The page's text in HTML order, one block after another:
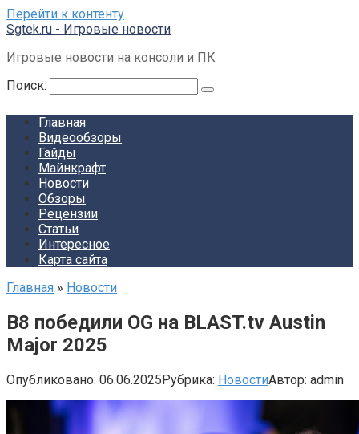
Перейти к контенту
Sgtek.ru - Игровые новости
Игровые новости на консоли и ПК
Поиск:
Главная
Видеообзоры
Гайды
Майнкрафт
Новости
Обзоры
Рецензии
Статьи
Интересное
Карта сайта
Главная » Новости
B8 победили OG на BLAST.tv Austin
Major 2025
Опубликовано: 06.06.2025Рубрика: НовостиАвтор: admin